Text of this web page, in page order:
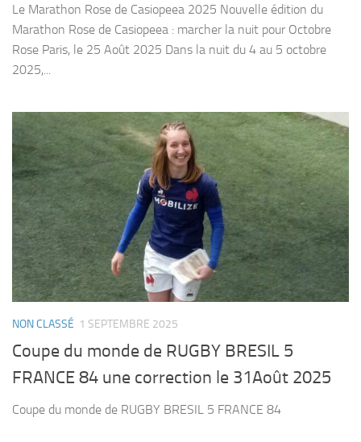
Le Marathon Rose de Casiopeea 2025 Nouvelle édition du
Marathon Rose de Casiopeea : marcher la nuit pour Octobre
Rose Paris, le 25 Août 2025 Dans la nuit du 4 au 5 octobre
2025,...
NON CLASSÉ 1 SEPTEMBRE 2025
Coupe du monde de RUGBY BRESIL 5
FRANCE 84 une correction le 31Août 2025
Coupe du monde de RUGBY BRESIL 5 FRANCE 84